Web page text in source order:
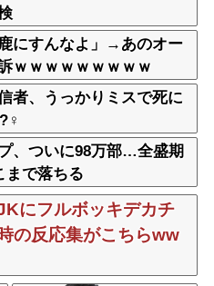
鹿にすんなよ」→あのオー
ｗｗｗｗｗｗｗｗｗ
者、うっかりミスで死に
、ついに98万部…全盛期
まで落ちる
にフルボッキデカチ
の反応集がこちらww